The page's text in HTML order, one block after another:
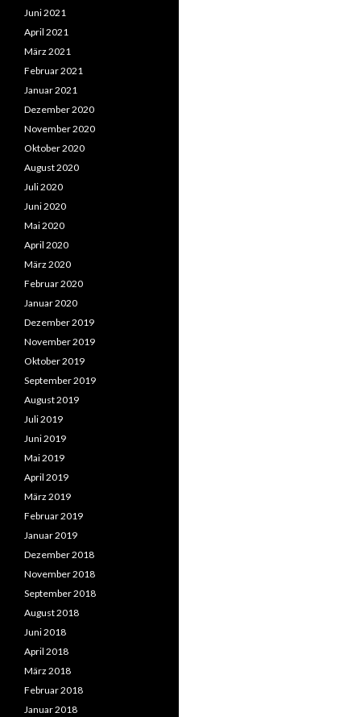
Juni 2021
April 2021
März 2021
Februar 2021
Januar 2021
Dezember 2020
November 2020
Oktober 2020
August 2020
Juli 2020
Juni 2020
Mai 2020
April 2020
März 2020
Februar 2020
Januar 2020
Dezember 2019
November 2019
Oktober 2019
September 2019
August 2019
Juli 2019
Juni 2019
Mai 2019
April 2019
März 2019
Februar 2019
Januar 2019
Dezember 2018
November 2018
September 2018
August 2018
Juni 2018
April 2018
März 2018
Februar 2018
Januar 2018